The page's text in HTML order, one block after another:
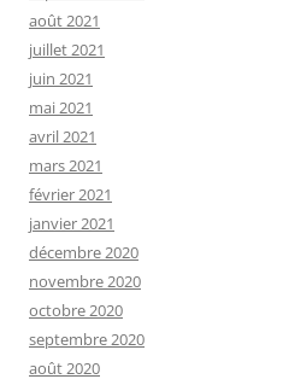
août 2021
juillet 2021
juin 2021
mai 2021
avril 2021
mars 2021
février 2021
janvier 2021
décembre 2020
novembre 2020
octobre 2020
septembre 2020
août 2020